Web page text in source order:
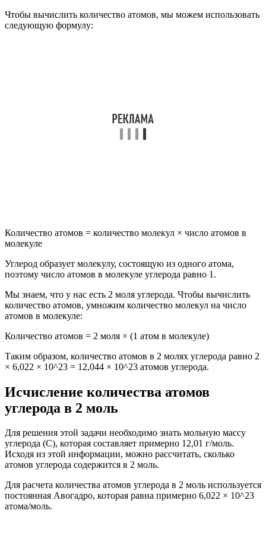
Чтобы вычислить количество атомов, мы можем использовать
следующую формулу:
Количество атомов = количество молекул × число атомов в
молекуле
Углерод образует молекулу, состоящую из одного атома,
поэтому число атомов в молекуле углерода равно 1.
Мы знаем, что у нас есть 2 моля углерода. Чтобы вычислить
количество атомов, умножим количество молекул на число
атомов в молекуле:
Количество атомов = 2 моля × (1 атом в молекуле)
Таким образом, количество атомов в 2 молях углерода равно 2
× 6,022 × 10^23 = 12,044 × 10^23 атомов углерода.
Исчисление количества атомов
углерода в 2 моль
Для решения этой задачи необходимо знать мольную массу
углерода (C), которая составляет примерно 12,01 г/моль.
Исходя из этой информации, можно рассчитать, сколько
атомов углерода содержится в 2 моль.
Для расчета количества атомов углерода в 2 моль используется
постоянная Авогадро, которая равна примерно 6,022 × 10^23
атома/моль.